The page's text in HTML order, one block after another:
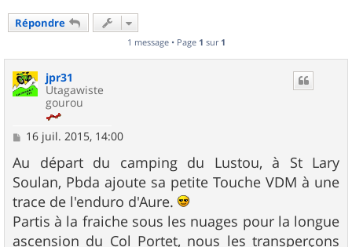
Répondre
1 message • Page 1 sur 1
jpr31
Utagawiste
gourou
M
s
s
a
g
e
16 juil. 2015, 14:00
Au départ du camping du Lustou, à St Lary
Soulan, Pbda ajoute sa petite Touche VDM à une
trace de l'enduro d'Aure.
Partis à la fraiche sous les nuages pour la longue
ascension du Col Portet, nous les transperçons